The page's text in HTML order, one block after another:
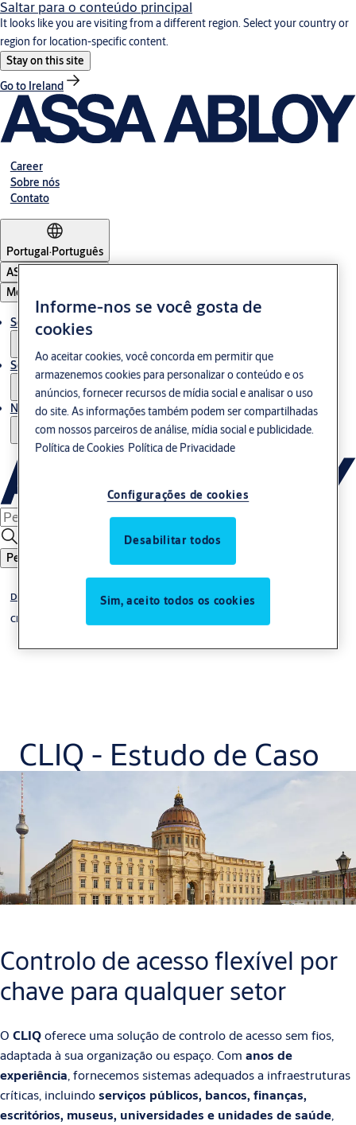
Saltar para o conteúdo principal
It looks like you are visiting from a different region. Select your country or
region for location-specific content.
Stay on this site
Go to Ireland
Career
Sobre nós
Contato
Portugal·Português
ASSA ABLOY Group
Menu
Solução
Serviços
Notícias
Pesquisar
Digital Access Solutions
CLIQ
CLIQ - Estudo de Caso
Controlo de acesso flexível por
chave para qualquer setor
O CLIQoferece uma solução de controlo de acesso sem fios,
adaptada à sua organização ou espaço. Com anos de
experiência, fornecemos sistemas adequados a infraestruturas
críticas, incluindoserviços públicos, bancos, finanças,
escritórios, museus, universidades e unidades de saúde,
Informe-nos se você gosta de
cookies
Ao aceitar cookies, você concorda em permitir que
armazenemos cookies para personalizar o conteúdo e os
anúncios, fornecer recursos de mídia social e analisar o uso
do site. As informações também podem ser compartilhadas
com nossos parceiros de análise, mídia social e publicidade.
Política de Cookies Política de Privacidade
Configurações de cookies
Desabilitar todos
Sim, aceito todos os cookies